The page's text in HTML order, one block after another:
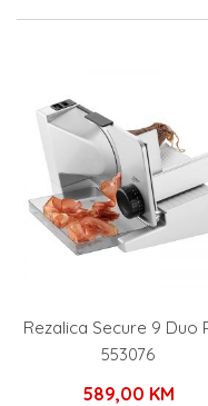
Rezalica Secure 9 Duo
553076
589,00 KM